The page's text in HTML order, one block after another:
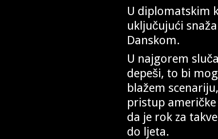
U diplomatskim
uključujući
Danskom.
U najgorem
depeši, to bi
blažem
pristup
da je rok za
do ljeta.